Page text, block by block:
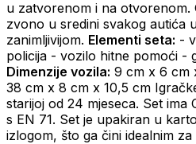
u zatvorenom i na otvorenom.
zvono u sredini svakog autića
zanimljivijom. Elementi seta: -
policija - vozilo hitne pomoći -
Dimenzije vozila: 9 cm x 6 cm
38 cm x 8 cm x 10,5 cm
starijoj od 24 mjeseca. Set ima
s EN 71. Set je upakiran u
izlogom, što ga čini idealnim